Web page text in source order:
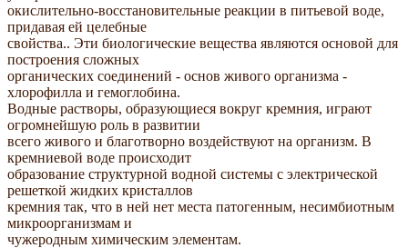
окислительно-восстановительные реакции в питьевой воде,
придавая ей целебные
свойства.. Эти биологические вещества являются основой для
построения сложных
органических соединений - основ живого организма -
хлорофилла и гемоглобина.
Водные растворы, образующиеся вокруг кремния, играют
огромнейшую роль в развитии
всего живого и благотворно воздействуют на организм. В
кремниевой воде происходит
образование структурной водной системы с электрической
решеткой жидких кристаллов
кремния так, что в ней нет места патогенным, несимбиотным
микроорганизмам и
чужеродным химическим элементам.